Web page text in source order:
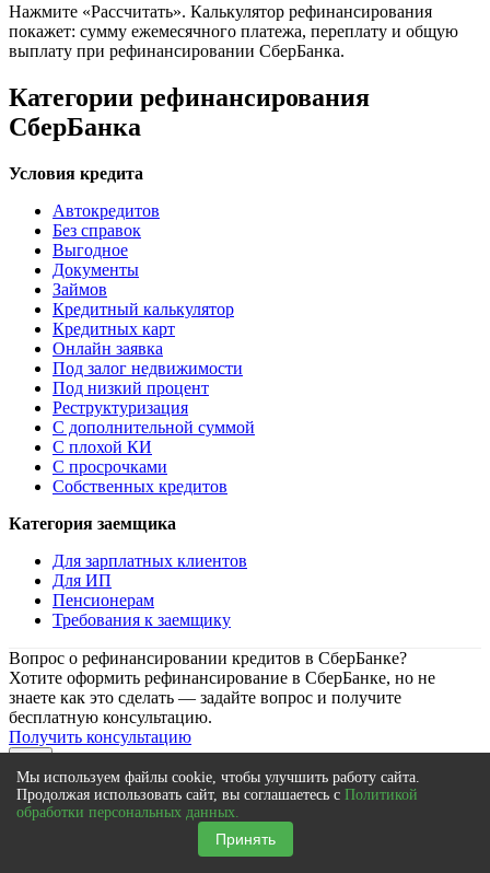
Нажмите «Рассчитать». Калькулятор рефинансирования
покажет: сумму ежемесячного платежа, переплату и общую
выплату при рефинансировании СберБанка.
Категории рефинансирования
СберБанка
Условия кредита
Автокредитов
Без справок
Выгодное
Документы
Займов
Кредитный калькулятор
Кредитных карт
Онлайн заявка
Под залог недвижимости
Под низкий процент
Реструктуризация
С дополнительной суммой
С плохой КИ
С просрочками
Собственных кредитов
Категория заемщика
Для зарплатных клиентов
Для ИП
Пенсионерам
Требования к заемщику
Вопрос о рефинансировании кредитов в СберБанке?
Хотите оформить рефинансирование в СберБанке, но не
знаете как это сделать — задайте вопрос и получите
бесплатную консультацию.
Получить консультацию
Узнайте, какой банкодобритвам рефинансирование!
Заполните анкету и узнайте, какие банки готовы одобрить
Получить одобрение рефинансирования
Мы используем файлы cookie, чтобы улучшить работу сайта.
Продолжая использовать сайт, вы соглашаетесь с Политикой
обработки персональных данных.
Принять